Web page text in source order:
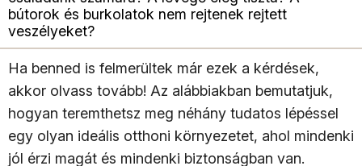
bútorok és burkolatok nem rejtenek rejtett
veszélyeket?
Ha benned is felmerültek már ezek a kérdések,
akkor olvass tovább! Az alábbiakban bemutatjuk,
hogyan teremthetsz meg néhány tudatos lépéssel
egy olyan ideális otthoni környezetet, ahol mindenki
jól érzi magát és mindenki biztonságban van.